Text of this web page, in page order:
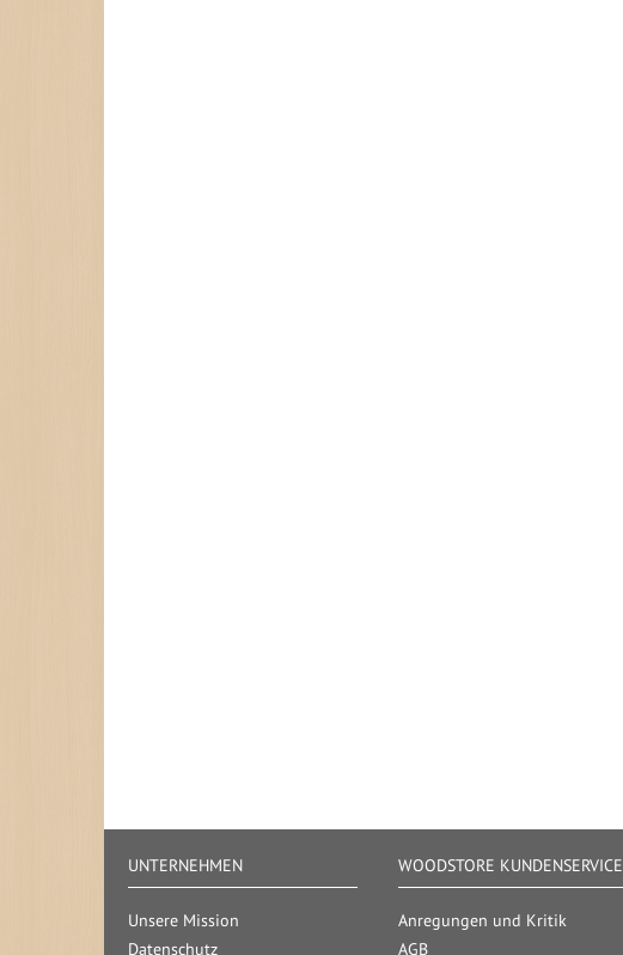
UNTERNEHMEN
Unsere Mission
Datenschutz
WOODSTORE KUNDENSERVICE
Anregungen und Kritik
AGB